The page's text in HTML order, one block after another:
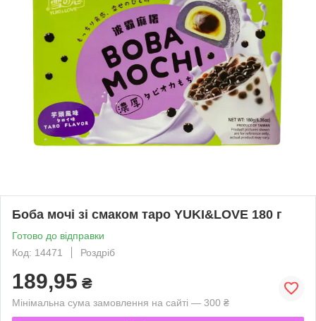
Боба мочі зі смаком таро YUKI&LOVE 180 г
Готово до відправки
Код: 14471
Роздріб
189,95 ₴
Мінімальна сума замовлення на сайті — 300 ₴